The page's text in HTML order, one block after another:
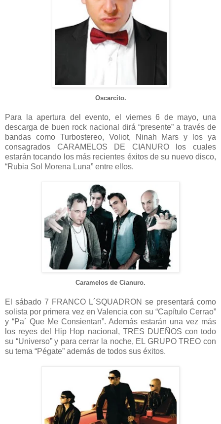
Oscarcito.
Para la apertura del evento, el viernes 6 de mayo, una
descarga de buen rock nacional dirá “presente” a través de
bandas como Turbostereo, Voliot, Ninah Mars y los ya
consagrados CARAMELOS DE CIANURO los cuales
estarán tocando los más recientes éxitos de su nuevo disco,
“Rubia Sol Morena Luna” entre ellos.
Caramelos de Cianuro.
El sábado 7 FRANCO L´SQUADRON se presentará como
solista por primera vez en Valencia con su “Capítulo Cerrao”
y “Pa´ Que Me Consientan”. Además estarán una vez más
los reyes del Hip Hop nacional, TRES DUEÑOS con todo
su “Universo” y para cerrar la noche, EL GRUPO TREO con
su tema “Pégate” además de todos sus éxitos.